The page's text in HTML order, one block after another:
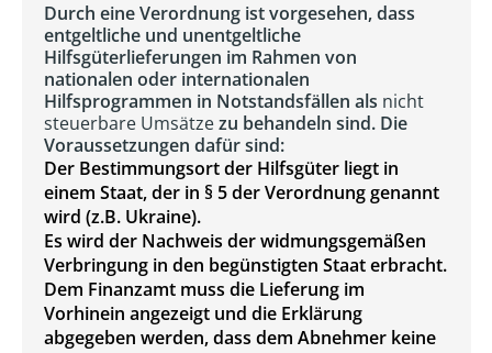
Durch eine Verordnung ist vorgesehen, dass
entgeltliche und unentgeltliche
Hilfsgüterlieferungen im Rahmen von
nationalen oder internationalen
Hilfsprogrammen in Notstandsfällen als nicht
steuerbare Umsätzezu behandeln sind. Die
Voraussetzungen dafür sind:
Der Bestimmungsort der Hilfsgüter liegt in
einem Staat, der in § 5 der Verordnung genannt
wird (z.B. Ukraine).
Es wird der Nachweis der widmungsgemäßen
Verbringung in den begünstigten Staat erbracht.
Dem Finanzamt muss die Lieferung im
Vorhinein angezeigt und die Erklärung
abgegeben werden, dass dem Abnehmer keine